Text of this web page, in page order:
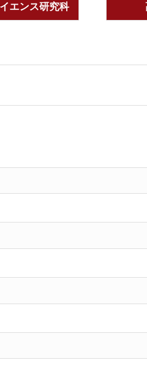
エンス研究科